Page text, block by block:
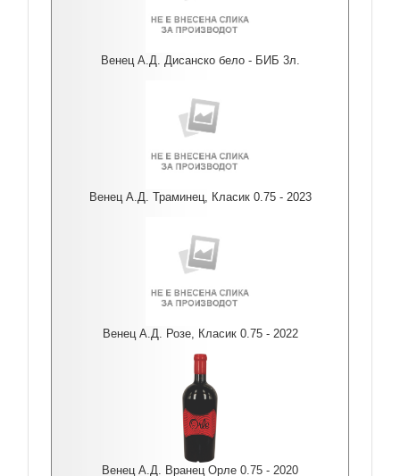
Венец А.Д. Дисанско бело - БИБ 3л.
Венец А.Д. Траминец, Класик 0.75 - 2023
Венец А.Д. Розе, Класик 0.75 - 2022
Венец А.Д. Вранец Орле 0.75 - 2020